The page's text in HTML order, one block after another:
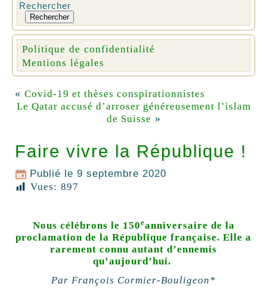
Rechercher
Rechercher
Politique de confidentialité
Mentions légales
« Covid-19 et thèses conspirationnistes
Le Qatar accusé d’arroser généreusement l’islam
de Suisse »
Faire vivre la République !
Publié le 9 septembre 2020
Vues: 897
Nous célébrons le 150eanniversaire de la
proclamation de la République française. Elle a
rarement connu autant d’ennemis
qu’aujourd’hui.
Par François Cormier-Bouligeon*